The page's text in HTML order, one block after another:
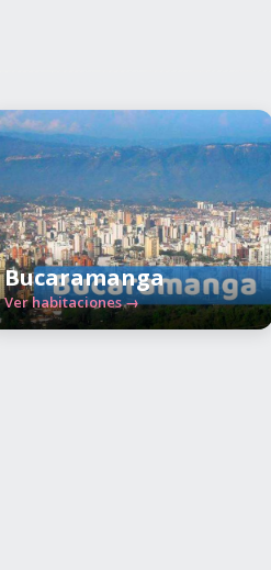
Bucaramanga
Ver habitaciones →